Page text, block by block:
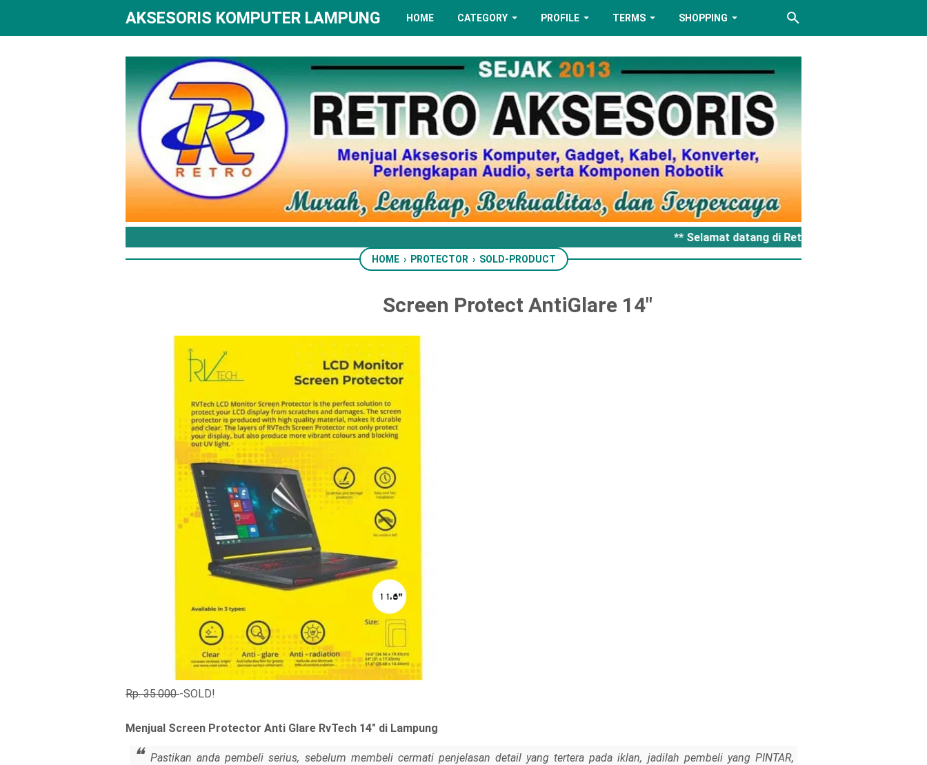
AKSESORIS KOMPUTER LAMPUNG HOME CATEGORY PROFILE TERMS SHOPPING
** Selamat datang di Retro Aksesoris Komputer
HOME › PROTECTOR › SOLD-PRODUCT
Screen Protect AntiGlare 14"
Rp. 35.000-SOLD!
Menjual Screen Protector Anti Glare RvTech 14" di Lampung
Pastikan anda pembeli serius, sebelum membeli cermati penjelasan detail yang tertera pada iklan, jadilah pembeli yang PINTAR,